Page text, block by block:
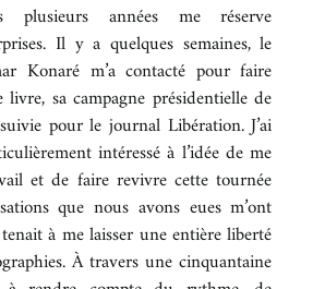
années me réserve
Il y a quelques semaines, le
Konaré m’a contacté pour faire
sa campagne présidentielle de
pour le journal Libération. J’ai
intéressé à l’idée de me
et de faire revivre cette tournée
que nous avons eues m’ont
à me laisser une entière liberté
À travers une cinquantaine